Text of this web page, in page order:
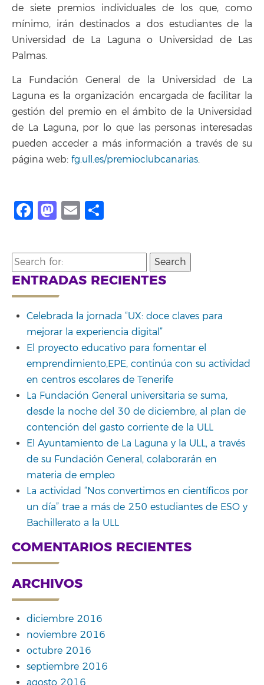
de siete premios individuales de los que, como
mínimo, irán destinados a dos estudiantes de la
Universidad de La Laguna o Universidad de Las
Palmas.
La Fundación General de la Universidad de La
Laguna es la organización encargada de facilitar la
gestión del premio en el ámbito de la Universidad
de La Laguna, por lo que las personas interesadas
pueden acceder a más información a través de su
página web: fg.ull.es/premioclubcanarias.
Facebook
Mastodon
Email
Search
for:
ENTRADAS RECIENTES
Celebrada la jornada “UX: doce claves para
mejorar la experiencia digital”
El proyecto educativo para fomentar el
emprendimiento,EPE, continúa con su actividad
en centros escolares de Tenerife
La Fundación General universitaria se suma,
desde la noche del 30 de diciembre, al plan de
contención del gasto corriente de la ULL
El Ayuntamiento de La Laguna y la ULL, a través
de su Fundación General, colaborarán en
materia de empleo
La actividad “Nos convertimos en científicos por
un día” trae a más de 250 estudiantes de ESO y
Bachillerato a la ULL
COMENTARIOS RECIENTES
ARCHIVOS
diciembre 2016
noviembre 2016
octubre 2016
septiembre 2016
agosto 2016